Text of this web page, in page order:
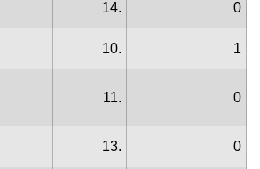
14. 0
10. 1
11. 0
13. 0